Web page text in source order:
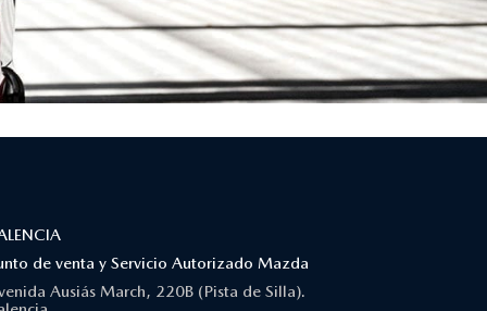
de venta y Servicio Autorizado Mazda
Ausiás March, 220B (Pista de Silla).